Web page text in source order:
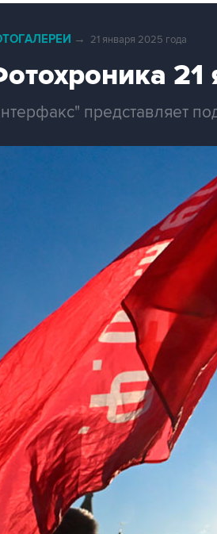
→ 21 января 2025 года
21
представляет